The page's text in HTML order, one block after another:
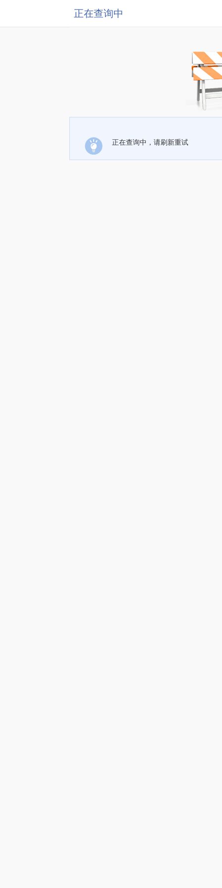
正在查询中
正在查询中，请刷新重试